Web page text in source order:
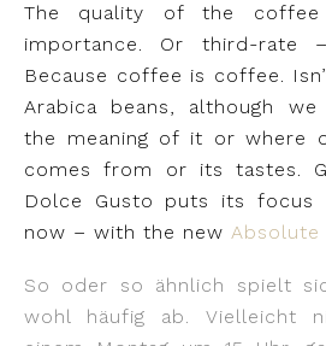
The quality of the
importance. Or third-rate
Because coffee is coffee.
Arabica beans, although
the meaning of it or where
comes from or its tastes.
Dolce Gusto puts its focus
now – with the new Absolute
So oder so ähnlich spielt
wohl häufig ab. Vielleicht